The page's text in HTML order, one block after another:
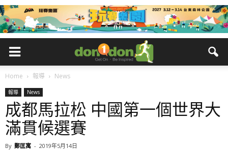
Home 報導 News
報導 News
成都馬拉松 中國第一個世界大
滿貫候選賽
By 鄭匡寓 - 2019年5月14日